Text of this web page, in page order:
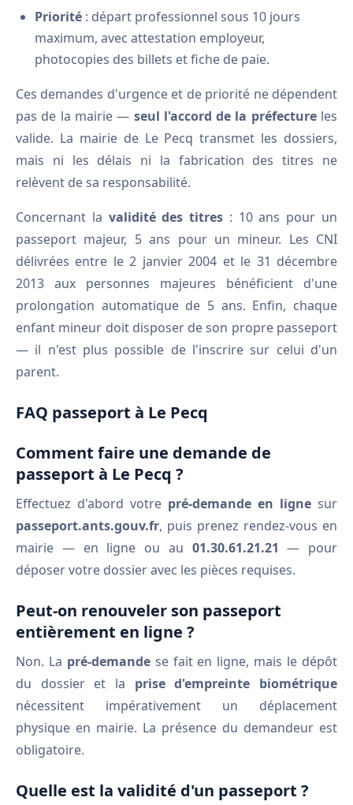
Priorité : départ professionnel sous 10 jours
maximum, avec attestation employeur,
photocopies des billets et fiche de paie.
Ces demandes d'urgence et de priorité ne dépendent
pas de la mairie — seul l'accord de la préfectureles
valide. La mairie de Le Pecq transmet les dossiers,
mais ni les délais ni la fabrication des titres ne
relèvent de sa responsabilité.
Concernant la validité des titres : 10 ans pour un
passeport majeur, 5 ans pour un mineur. Les CNI
délivrées entre le 2 janvier 2004 et le 31 décembre
2013 aux personnes majeures bénéficient d'une
prolongation automatique de 5 ans. Enfin, chaque
enfant mineur doit disposer de son propre passeport
— il n'est plus possible de l'inscrire sur celui d'un
parent.
FAQ passeport à Le Pecq
Comment faire une demande de
passeport à Le Pecq ?
Effectuez d'abord votre pré-demande en ligne sur
passeport.ants.gouv.fr, puis prenez rendez-vous en
mairie — en ligne ou au 01.30.61.21.21 — pour
déposer votre dossier avec les pièces requises.
Peut-on renouveler son passeport
entièrement en ligne ?
Non. La pré-demandese fait en ligne, mais le dépôt
du dossier et la prise d'empreinte biométrique
nécessitent impérativement un déplacement
physique en mairie. La présence du demandeur est
obligatoire.
Quelle est la validité d'un passeport ?